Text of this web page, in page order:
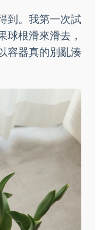
到。我第一次試
球根滑來滑去，
容器真的別亂湊